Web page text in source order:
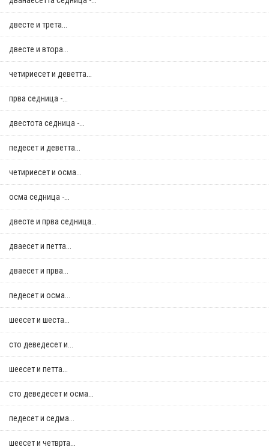
двестe и трета...
двестe и втора...
четириесет и деветта...
прва седница -...
двестота седница -...
педесет и деветта...
четириесет и осма...
осма седница -...
двестe и прва седница...
дваесет и петта...
дваесет и прва...
педесет и осма...
шеесет и шеста...
сто деведесет и...
шеесет и петта...
сто деведесет и осма...
педесет и седма...
шеесет и четврта...